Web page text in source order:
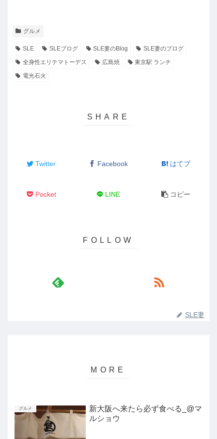
グルメ
SLE SLEブログ SLE妻のBlog
SLE妻のブログ
全身性エリテマトーデス
広島焼
東京駅 ランチ
電光石火
Twitter Facebook はてブ
Pocket LINE コピー
SLE妻
グルメ
新大阪へ来たら必ず食べる_@マ
ルショウ